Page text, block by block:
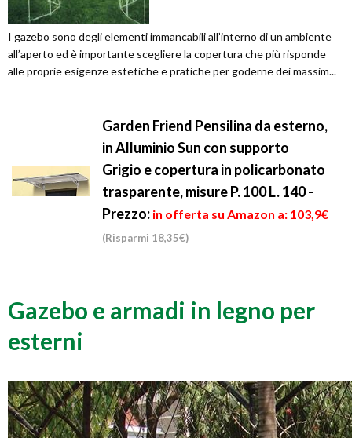
I gazebo sono degli elementi immancabili all’interno di un ambiente
all’aperto ed è importante scegliere la copertura che più risponde
alle proprie esigenze estetiche e pratiche per goderne dei massim...
Garden Friend Pensilina da esterno,
in Alluminio Sun con supporto
Grigio e copertura in policarbonato
trasparente, misure P. 100 L. 140 -
Prezzo: in offerta su Amazon a: 103,9€
(Risparmi 18,35€)
Gazebo e armadi in legno per
esterni